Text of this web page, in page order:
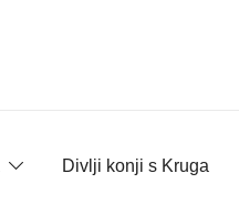
Divlji konji s Kruga